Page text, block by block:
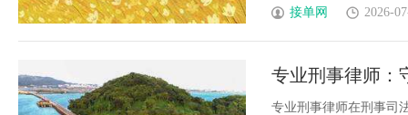
接单网 2026-
专业刑事律师：
专业刑事律师在刑事司